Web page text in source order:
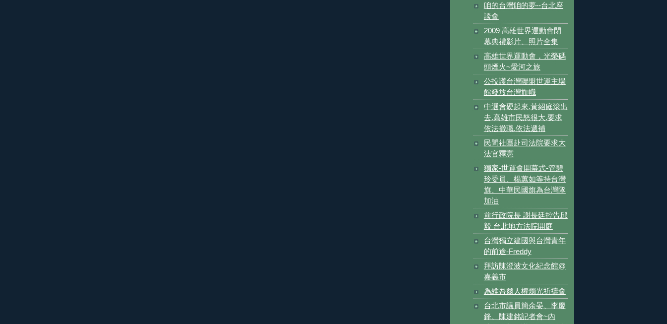
咱的台灣咱的夢--台北座
談會
2009 高雄世界運動會閉
幕典禮影片、照片全集
高雄世界運動會，光榮碼
頭煙火~愛河之旅
公投護台灣聯盟世運主場
館發放台灣旗幟
中選會硬起來.黃紹庭滾出
去.高雄市民怒很大.要求
依法撤職.依法遞補
民間社團赴司法院要求大
法官釋憲
獨家-世運會開幕式-管碧
玲委員、楊蕙如等持台灣
旗、中華民國旗為台灣隊
加油
前行政院長 謝長廷控告邱
毅 台北地方法院開庭
台灣獨立建國與台灣青年
的前途-Freddy
拜訪陳澄波文化紀念館@
嘉義市
為維吾爾人權燭光祈禱會
台北市議員簡余晏、李慶
鋒、陳建銘記者會~內